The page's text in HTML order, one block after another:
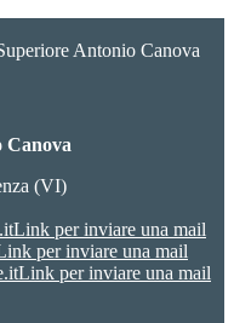
Antonio Canova
Canova
(VI)
Link per inviare una mail
per inviare una mail
Link per inviare una mail